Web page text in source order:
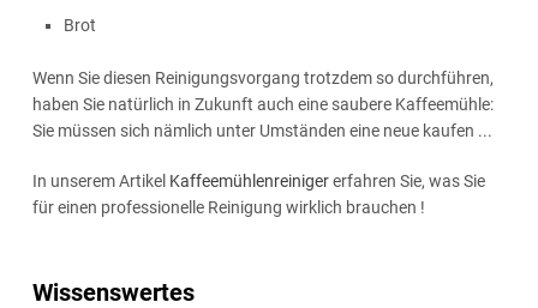
Brot
Wenn Sie diesen Reinigungsvorgang trotzdem so durchführen,
haben Sie natürlich in Zukunft auch eine saubere Kaffeemühle:
Sie müssen sich nämlich unter Umständen eine neue kaufen ...
In unserem Artikel Kaffeemühlenreinigererfahren Sie, was Sie
für einen professionelle Reinigung wirklich brauchen !
Wissenswertes